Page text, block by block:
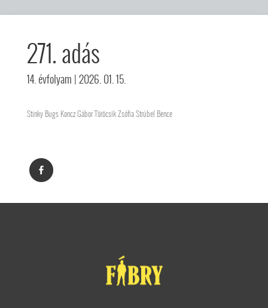
271. adás
14. évfolyam | 2026. 01. 15.
Stinky Bugs Koncz Gábor Töröcsik Zsófia Strúbel Bence